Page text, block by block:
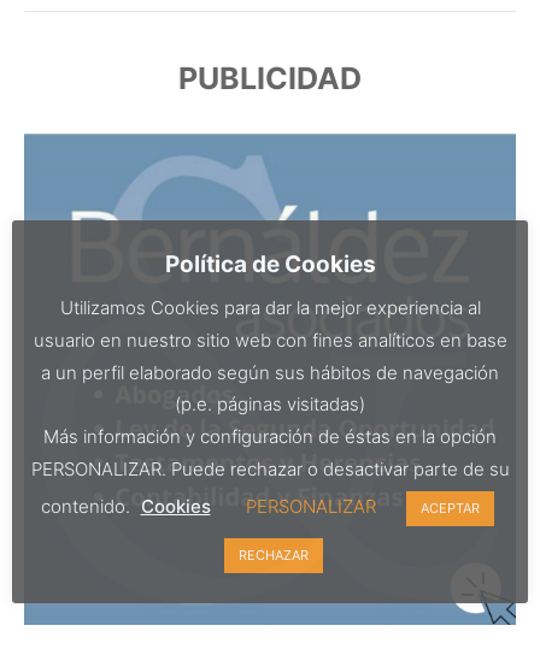
PUBLICIDAD
Política de Cookies
Utilizamos Cookies para dar la mejor experiencia al
usuario en nuestro sitio web con fines analíticos en base
a un perfil elaborado según sus hábitos de navegación
(p.e. páginas visitadas)
Más información y configuración de éstas en la opción
PERSONALIZAR. Puede rechazar o desactivar parte de su
contenido. Cookies PERSONALIZAR ACEPTAR
RECHAZAR